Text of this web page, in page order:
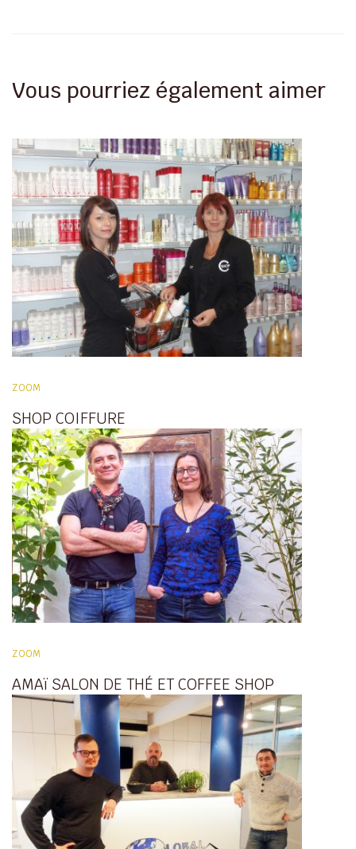
Vous pourriez également aimer
ZOOM
SHOP COIFFURE
ZOOM
AMAï SALON DE THÉ ET COFFEE SHOP